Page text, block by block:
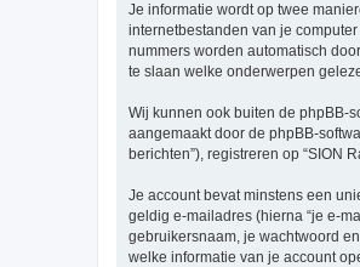
Je informatie wordt op twee
internetbestanden van je
nummers worden automatisch
te slaan welke onderwerpen
Wij kunnen ook buiten de phpBB-
aangemaakt door de phpBB-
berichten”), registreren op “SION
Je account bevat minstens een
geldig e-mailadres (hierna “je e-
gebruikersnaam, je wachtwoord
welke informatie van je account